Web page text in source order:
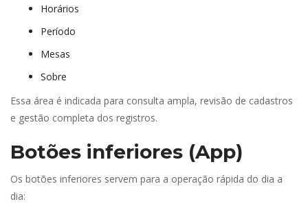
Horário
Período
Mesa
Sobre
Essa área é indicada para consulta ampla, revisão de cadastros
e gestão completa dos registros.
Botões inferiores (App)
Os botões inferiores servem para a operação rápida do dia a
dia: